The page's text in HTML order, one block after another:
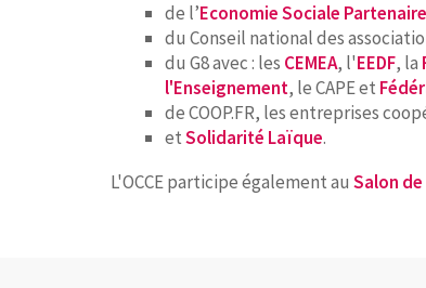
de l’Economie Sociale
du Conseil national des
du G8 avec : les CEMEA, l'EEDF, la
l'Enseignement, le CAPE et
de COOP.FR, les entreprises
etSolidarité Laïque.
L'OCCE participe également au Salon